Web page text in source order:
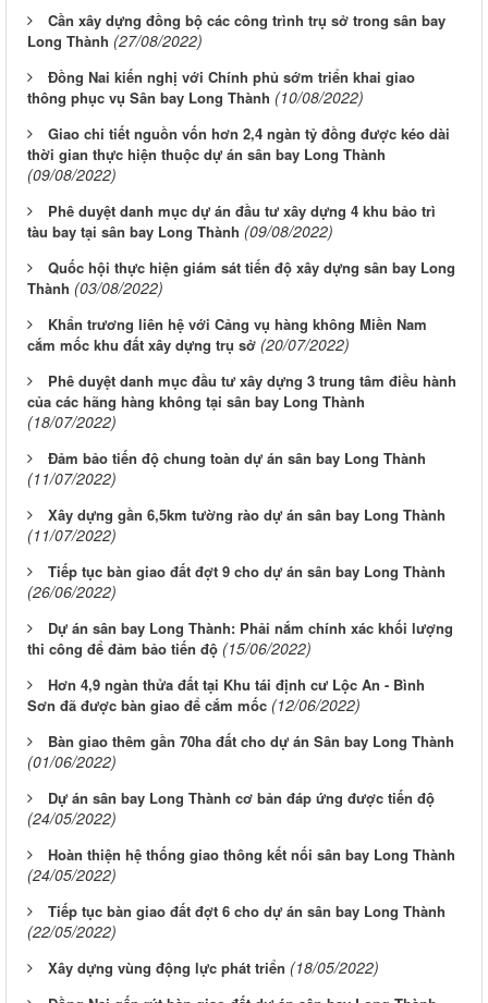
Cần xây dựng đồng bộ các công trình trụ sở trong sân bay
Long Thành (27/08/2022)
Đồng Nai kiến nghị với Chính phủ sớm triển khai giao
thông phục vụ Sân bay Long Thành (10/08/2022)
Giao chi tiết nguồn vốn hơn 2,4 ngàn tỷ đồng được kéo dài
thời gian thực hiện thuộc dự án sân bay Long Thành
(09/08/2022)
Phê duyệt danh mục dự án đầu tư xây dựng 4 khu bảo trì
tàu bay tại sân bay Long Thành (09/08/2022)
Quốc hội thực hiện giám sát tiến độ xây dựng sân bay Long
Thành (03/08/2022)
Khẩn trương liên hệ với Cảng vụ hàng không Miền Nam
cắm mốc khu đất xây dựng trụ sở (20/07/2022)
Phê duyệt danh mục đầu tư xây dựng 3 trung tâm điều hành
của các hãng hàng không tại sân bay Long Thành
(18/07/2022)
Đảm bảo tiến độ chung toàn dự án sân bay Long Thành
(11/07/2022)
Xây dựng gần 6,5km tường rào dự án sân bay Long Thành
(11/07/2022)
Tiếp tục bàn giao đất đợt 9 cho dự án sân bay Long Thành
(26/06/2022)
Dự án sân bay Long Thành: Phải nắm chính xác khối lượng
thi công để đảm bảo tiến độ (15/06/2022)
Hơn 4,9 ngàn thửa đất tại Khu tái định cư Lộc An - Bình
Sơn đã được bàn giao để cắm mốc (12/06/2022)
Bàn giao thêm gần 70ha đất cho dự án Sân bay Long Thành
(01/06/2022)
Dự án sân bay Long Thành cơ bản đáp ứng được tiến độ
(24/05/2022)
Hoàn thiện hệ thống giao thông kết nối sân bay Long Thành
(24/05/2022)
Tiếp tục bàn giao đất đợt 6 cho dự án sân bay Long Thành
(22/05/2022)
Xây dựng vùng động lực phát triển (18/05/2022)